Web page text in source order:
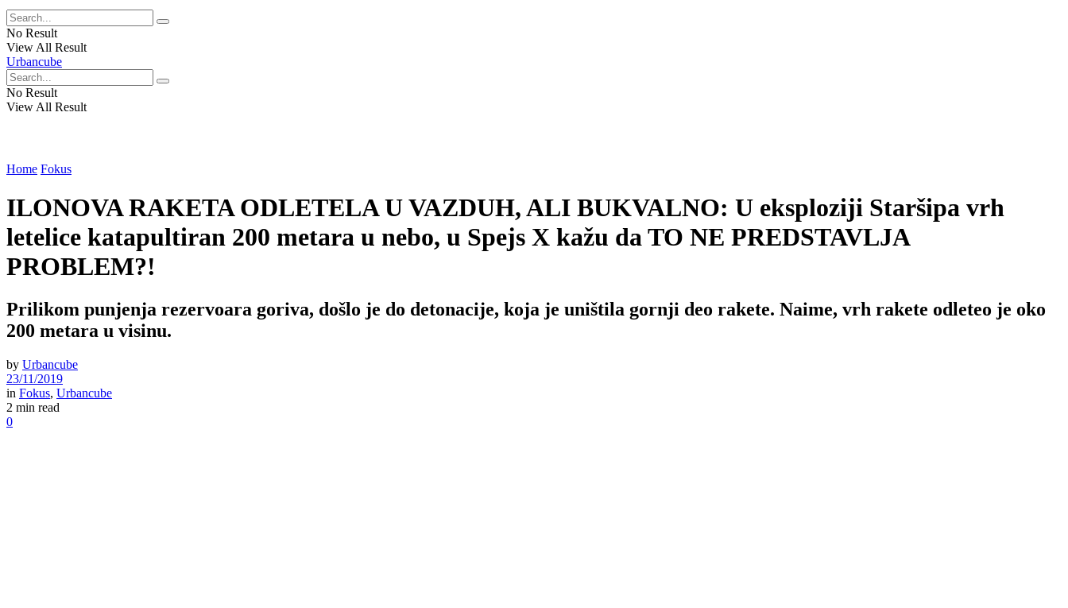
No Result
View All Result
Urbancube
No Result
View All Result
Home Fokus
ILONOVA RAKETA ODLETELA U VAZDUH, ALI BUKVALNO: U eksploziji Staršipa vrh
letelice katapultiran 200 metara u nebo, u Spejs X kažu da TO NE PREDSTAVLJA
PROBLEM?!
Prilikom punjenja rezervoara goriva, došlo je do detonacije, koja je uništila gornji deo rakete. Naime, vrh rakete odleteo je oko
200 metara u visinu.
by Urbancube
23/11/2019
in Fokus, Urbancube
2 min read
0